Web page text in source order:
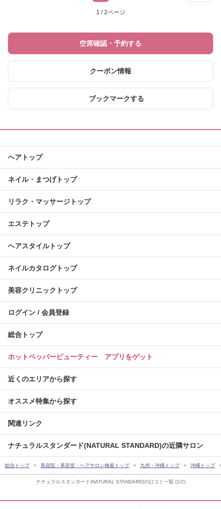
ナチュラルスタンダード(NATURAL STANDARD)の口コミ一覧 (1/2)
1 / 2ページ
空席確認・予約する
クーポン情報
ブックマークする
ヘアトップ
ネイル・まつげトップ
リラク・マッサージトップ
エステトップ
ヘアスタイルトップ
ネイルカタログトップ
美容クリニックトップ
ログイン / 会員登録
総合トップ
ホットペッパービューティー アプリをゲット
近くのエリアから探す
オススメ特集から探す
関連リンク
ナチュラルスタンダード(NATURAL STANDARD)の近隣サロン
総合トップ 美容院・美容室・ヘアサロン検索トップ 九州・沖縄トップ 沖縄トップ